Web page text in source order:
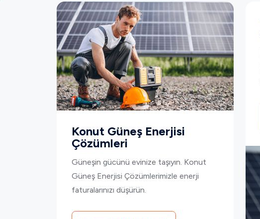
Konut Güneş Enerjisi
Çözümleri
Güneşin gücünü evinize taşıyın. Konut
Güneş Enerjisi Çözümlerimizle enerji
faturalarınızı düşürün.